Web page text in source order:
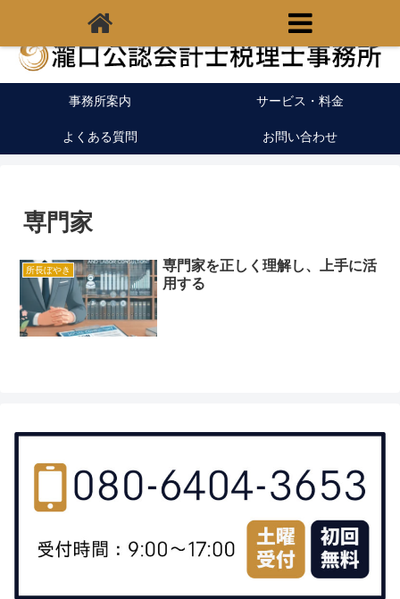
福岡県宗像市の税理士｜開業支援｜クラウド会計
事務所案内 サービス・料金
よくある質問 お問い合わせ
専門家
所長ぼやき
専門家を正しく理解し、上手に活
用する